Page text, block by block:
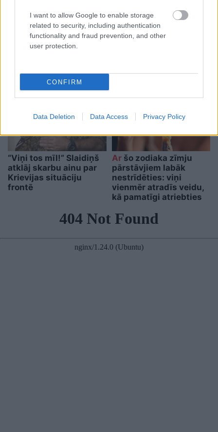
I want to allow Google to enable storage
related to security, including authentication
functionality and fraud prevention, and other
user protection.
CONFIRM
Data Deletion Data Access Privacy Policy
“Pirmoreizi ko tādu
redzu.” Pircēji sajūsmā par
veikalā novēroto
jaunieviesumu
“Viņi tos mīl!” Slaidiņš
atklāj skarbu ainu par
Krievijas situāciju
frontē
Aršo zodiaka zīmju
pārstāvjiem labāk
nestrīdēties: viņi
vienmēr atradīs veidu,
kā pamatīgi atriebties